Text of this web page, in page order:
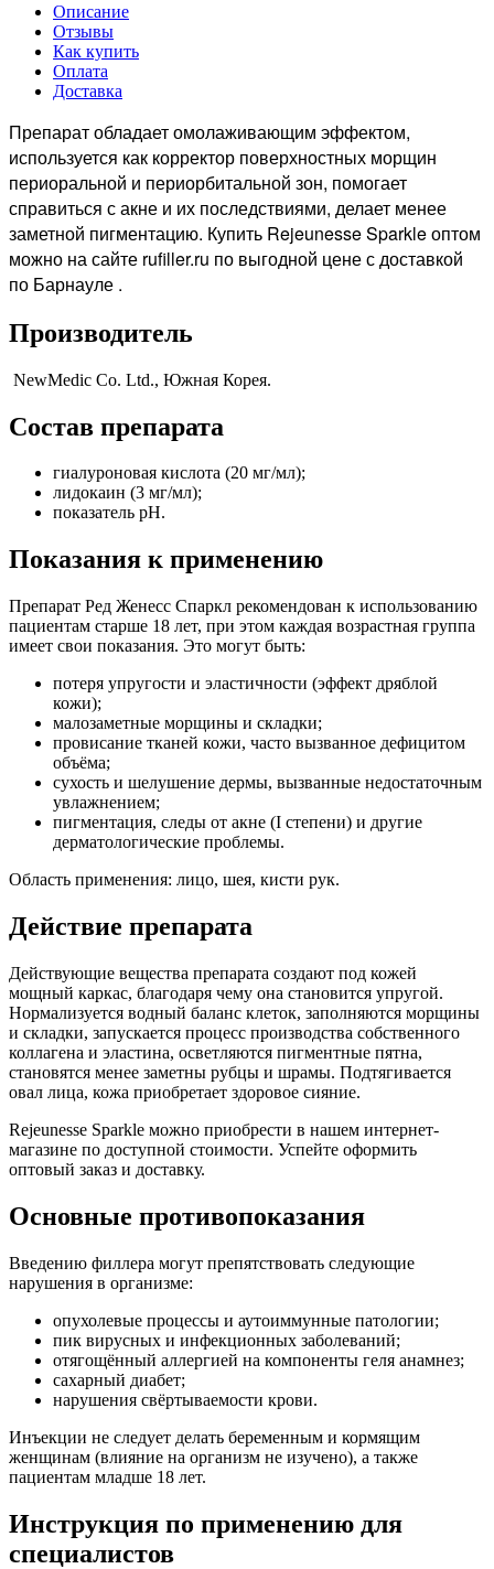
Описание
Отзывы
Как купить
Оплата
Доставка
Препарат обладает омолаживающим эффектом,
используется как корректор поверхностных морщин
периоральной и периорбитальной зон, помогает
справиться с акне и их последствиями, делает менее
заметной пигментацию. Купить Rejeunesse Sparkle оптом
можно на сайте rufiller.ru по выгодной цене с доставкой
по Барнауле .
Производитель
NewMedic Co. Ltd., Южная Корея.
Состав препарата
гиалуроновая кислота (20 мг/мл);
лидокаин (3 мг/мл);
показатель pH.
Показания к применению
Препарат Ред Женесс Спаркл рекомендован к использованию
пациентам старше 18 лет, при этом каждая возрастная группа
имеет свои показания. Это могут быть:
потеря упругости и эластичности (эффект дряблой
кожи);
малозаметные морщины и складки;
провисание тканей кожи, часто вызванное дефицитом
объёма;
сухость и шелушение дермы, вызванные недостаточным
увлажнением;
пигментация, следы от акне (I степени) и другие
дерматологические проблемы.
Область применения: лицо, шея, кисти рук.
Действие препарата
Действующие вещества препарата создают под кожей
мощный каркас, благодаря чему она становится упругой.
Нормализуется водный баланс клеток, заполняются морщины
и складки, запускается процесс производства собственного
коллагена и эластина, осветляются пигментные пятна,
становятся менее заметны рубцы и шрамы. Подтягивается
овал лица, кожа приобретает здоровое сияние.
Rejeunesse Sparkle можно приобрести в нашем интернет-
магазине по доступной стоимости. Успейте оформить
оптовый заказ и доставку.
Основные противопоказания
Введению филлера могут препятствовать следующие
нарушения в организме:
опухолевые процессы и аутоиммунные патологии;
пик вирусных и инфекционных заболеваний;
отягощённый аллергией на компоненты геля анамнез;
сахарный диабет;
нарушения свёртываемости крови.
Инъекции не следует делать беременным и кормящим
женщинам (влияние на организм не изучено), а также
пациентам младше 18 лет.
Инструкция по применению для
специалистов